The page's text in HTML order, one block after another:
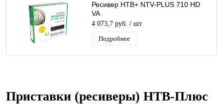
Ресивер НТВ+ NTV-PLUS 710 HD
VA
4 073,7 руб. / шт
Подробнее
Приставки (ресиверы) НТВ-Плюс